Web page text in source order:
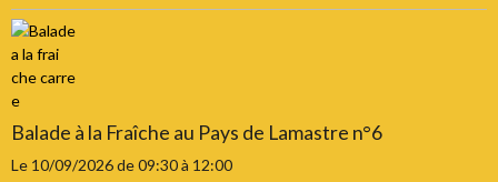
Balade à la Fraîche au Pays de Lamastre n°6
Le 10/09/2026de 09:30à 12:00